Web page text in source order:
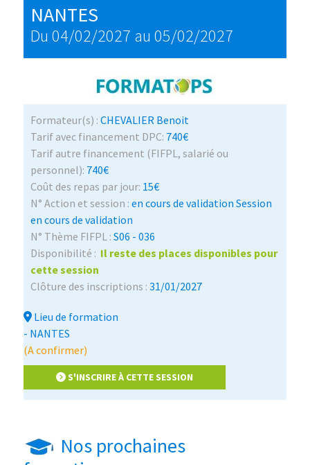
NANTES
Du 04/02/2027 au 05/02/2027
Formateur(s) : CHEVALIER Benoit
Tarif avec financement DPC: 740€
Tarif autre financement (FIFPL, salarié ou
personnel): 740€
Coût des repas par jour: 15€
N° Action et session : en cours de validation Session
en cours de validation
N° Thème FIFPL : S06 - 036
Disponibilité : Il reste des places disponibles pour
cette session
Clôture des inscriptions : 31/01/2027
Lieu de formation
- NANTES
(A confirmer)
S'INSCRIRE À CETTE SESSION
Nos prochaines